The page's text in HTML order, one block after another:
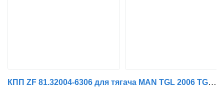
КПП ZF 81.32004-6306 для тягача MAN TGL 2006 TGX (01.07-12.21)